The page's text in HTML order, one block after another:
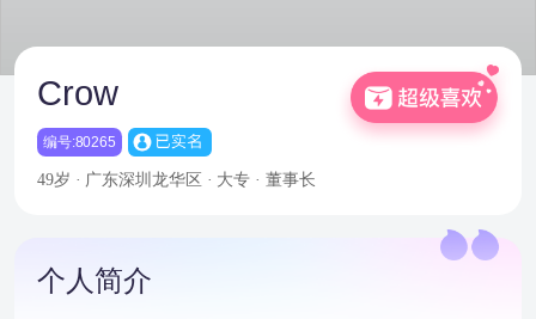
Crow
编号:80265
49岁 · 广东深圳龙华区 · 大专 · 董事长
个人简介